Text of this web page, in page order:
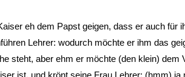
eh dem Papst geigen, dass er auch für
Lehrer: wodurch möchte er ihm das
steht, aber ehm er möchte (den klein) dem